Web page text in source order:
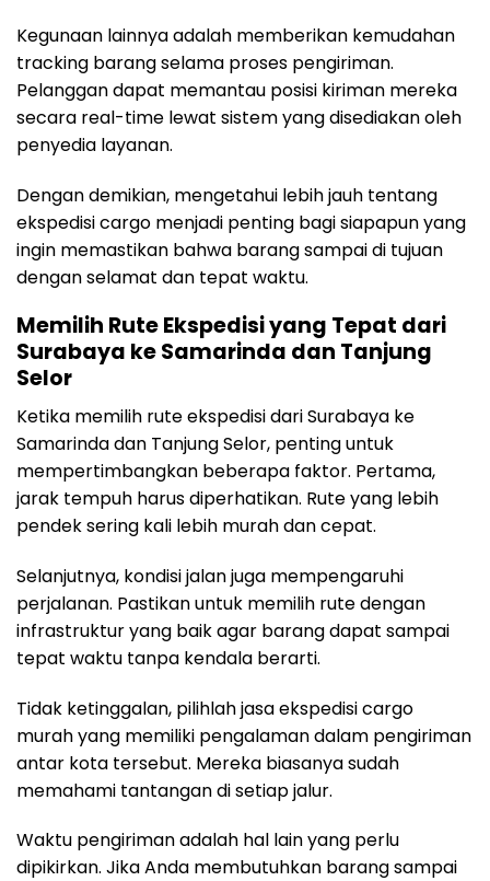
Kegunaan lainnya adalah memberikan kemudahan
tracking barang selama proses pengiriman.
Pelanggan dapat memantau posisi kiriman mereka
secara real-time lewat sistem yang disediakan oleh
penyedia layanan.
Dengan demikian, mengetahui lebih jauh tentang
ekspedisi cargo menjadi penting bagi siapapun yang
ingin memastikan bahwa barang sampai di tujuan
dengan selamat dan tepat waktu.
Memilih Rute Ekspedisi yang Tepat dari
Surabaya ke Samarinda dan Tanjung
Selor
Ketika memilih rute ekspedisi dari Surabaya ke
Samarinda dan Tanjung Selor, penting untuk
mempertimbangkan beberapa faktor. Pertama,
jarak tempuh harus diperhatikan. Rute yang lebih
pendek sering kali lebih murah dan cepat.
Selanjutnya, kondisi jalan juga mempengaruhi
perjalanan. Pastikan untuk memilih rute dengan
infrastruktur yang baik agar barang dapat sampai
tepat waktu tanpa kendala berarti.
Tidak ketinggalan, pilihlah jasa ekspedisi cargo
murah yang memiliki pengalaman dalam pengiriman
antar kota tersebut. Mereka biasanya sudah
memahami tantangan di setiap jalur.
Waktu pengiriman adalah hal lain yang perlu
dipikirkan. Jika Anda membutuhkan barang sampai